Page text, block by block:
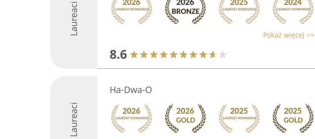
Laureaci Pokaż więcej >>
8.6
Laureaci
Ha-Dwa-O